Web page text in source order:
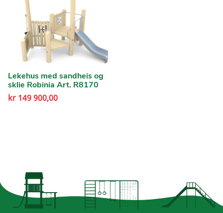
Lekehus med sandheis og
sklie Robinia Art. R8170
kr 149 900,00